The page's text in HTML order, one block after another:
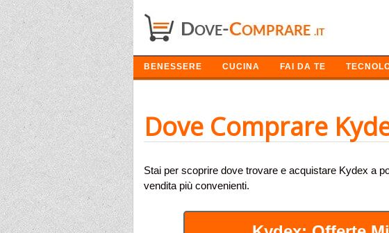
SETTORI
BENESSERE CUCINA FAI DA TE
Dove Comprare
Stai per scoprire dove trovare e acquistare Kydex a
vendita più convenienti.